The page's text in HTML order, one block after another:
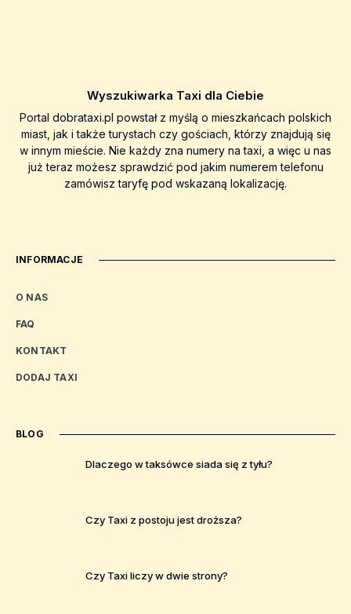
Wyszukiwarka Taxi dla Ciebie
Portal dobrataxi.pl powstał z myślą o mieszkańcach polskich
miast, jak i także turystach czy gościach, którzy znajdują się
w innym mieście. Nie każdy zna numery na taxi, a więc u nas
już teraz możesz sprawdzić pod jakim numerem telefonu
zamówisz taryfę pod wskazaną lokalizację.
INFORMACJE
O NAS
FAQ
KONTAKT
DODAJ TAXI
BLOG
Dlaczego w taksówce siada się z tyłu?
Czy Taxi z postoju jest droższa?
Czy Taxi liczy w dwie strony?